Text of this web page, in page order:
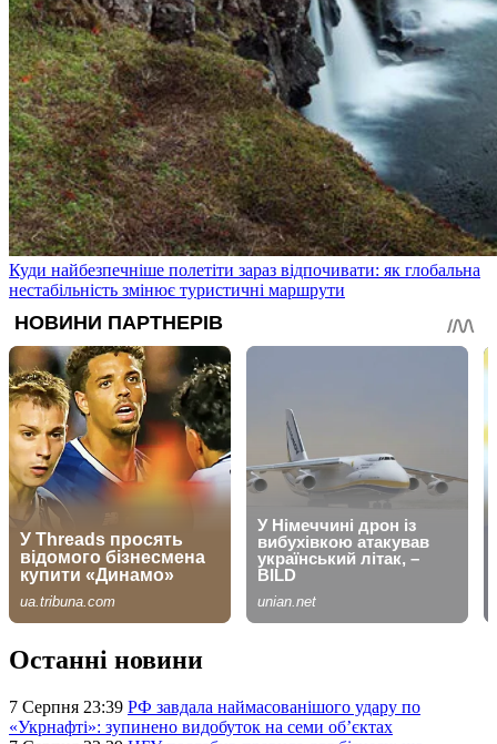
Куди найбезпечніше полетіти зараз відпочивати: як глобальна
нестабільність змінює туристичні маршрути
Останні новини
7 Серпня 23:39 РФ завдала наймасованішого удару по
«Укрнафті»: зупинено видобуток на семи об’єктах